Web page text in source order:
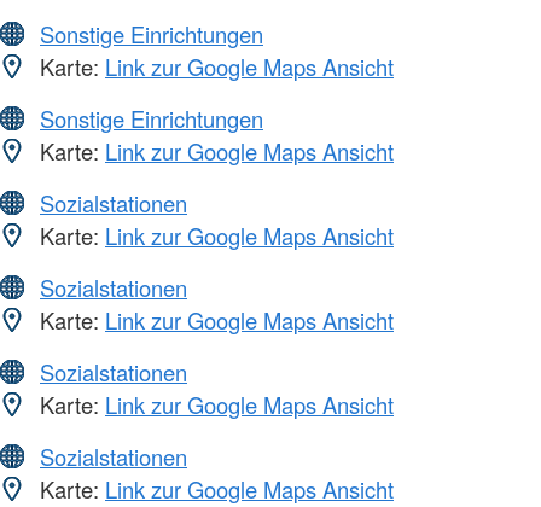
Sonstige Einrichtungen
Karte: Link zur Google Maps Ansicht
Sonstige Einrichtungen
Karte: Link zur Google Maps Ansicht
Sozialstationen
Karte: Link zur Google Maps Ansicht
Sozialstationen
Karte: Link zur Google Maps Ansicht
Sozialstationen
Karte: Link zur Google Maps Ansicht
Sozialstationen
Karte: Link zur Google Maps Ansicht